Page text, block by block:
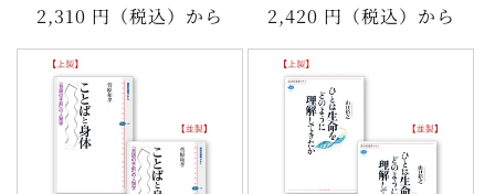
通
常
価
2,310 円（税込）から
通
常
価
2,420 円（税込）から